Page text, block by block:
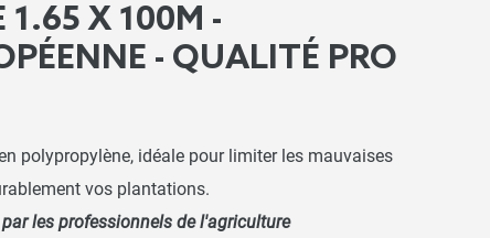
1.65 X 100M -
- QUALITÉ PRO
polypropylène, idéale pour limiter les mauvaises
vos plantations.
les professionnels de l'agriculture